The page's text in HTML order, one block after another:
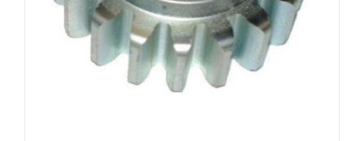
de
producto